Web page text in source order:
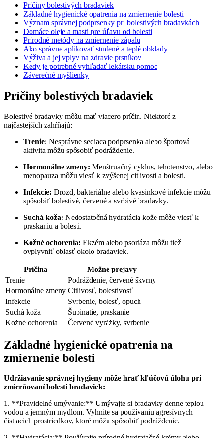
Príčiny bolestivých bradaviek
Základné hygienické opatrenia na zmiernenie bolesti
Význam správnej podprsenky pri bolestivých bradavkách
Domáce oleje a masti pre úľavu od bolesti
Prírodné metódy na zmiernenie zápalu
Ako správne aplikovať studené a teplé obklady
Výživa a jej vplyv na zdravie prsníkov
Kedy je potrebné vyhľadať lekársku pomoc
Záverečné myšlienky
Príčiny bolestivých bradaviek
Bolestivé bradavky môžu mať viacero príčin. Niektoré z
najčastejších zahŕňajú:
Trenie: Nesprávne sediaca podprsenka alebo športová
aktivita môžu spôsobiť podráždenie.
Hormonálne zmeny: Menštruačný cyklus, tehotenstvo, alebo
menopauza môžu viesť k zvýšenej citlivosti a bolesti.
Infekcie: Drozd, bakteriálne alebo kvasinkové infekcie môžu
spôsobiť bolestivé, červené a svrbivé bradavky.
Suchá koža: Nedostatočná hydratácia kože môže viesť k
praskaniu a bolesti.
Kožné ochorenia: Ekzém alebo psoriáza môžu tiež
ovplyvniť oblasť okolo bradaviek.
Príčina
Možné prejavy
Trenie
Podráždenie, červené škvrny
Hormonálne zmeny Citlivosť, bolestivosť
Infekcie
Svrbenie, bolesť, opuch
Suchá koža
Šupinatie, praskanie
Kožné ochorenia
Červené vyrážky, svrbenie
Základné hygienické opatrenia na
zmiernenie bolesti
Udržiavanie správnej hygieny môže hrať kľúčovú úlohu pri
zmierňovaní bolesti bradaviek:
1. **Pravidelné umývanie:** Umývajte si bradavky denne teplou
vodou a jemným mydlom. Vyhnite sa používaniu agresívnych
čistiacich prostriedkov, ktoré môžu spôsobiť podráždenie.